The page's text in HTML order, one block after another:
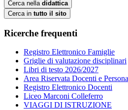
Cerca nella didattica
Cerca in tutto il sito
Ricerche frequenti
Registro Elettronico Famiglie
Griglie di valutazione disciplinari
Libri di testo 2026/2027
Area Riservata Docenti e
Registro Elettronico Docenti
Liceo Marconi Colleferro
VIAGGI DI ISTRUZIONE